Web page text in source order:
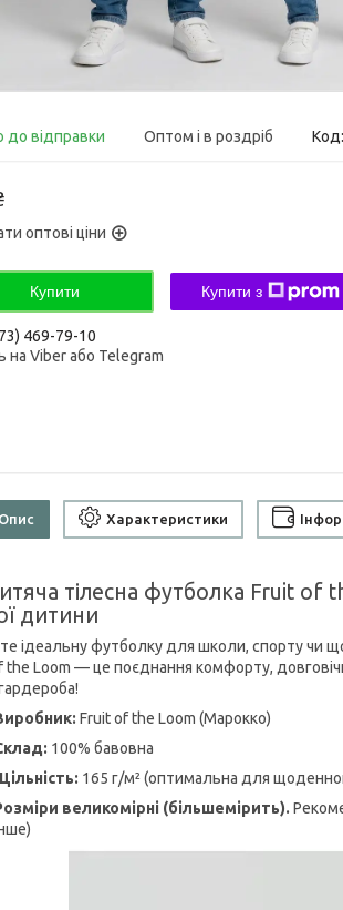
до відправки Оптом і в роздріб Код:
оптові ціни
Купити Купити з
469-79-10
на Viber або Telegram
Характеристики
тілесна футболка Fruit of
дитини
ідеальну футболку для школи, спорту чи
the Loom — це поєднання комфорту,
Fruit of the Loom (Марокко)
100% бавовна
165 г/м² (оптимальна для
великомірні (більшемірить).